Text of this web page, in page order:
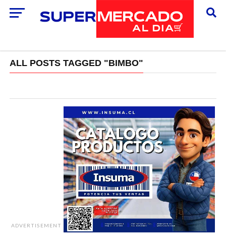
ALL POSTS TAGGED "BIMBO"
ADVERTISEMENT